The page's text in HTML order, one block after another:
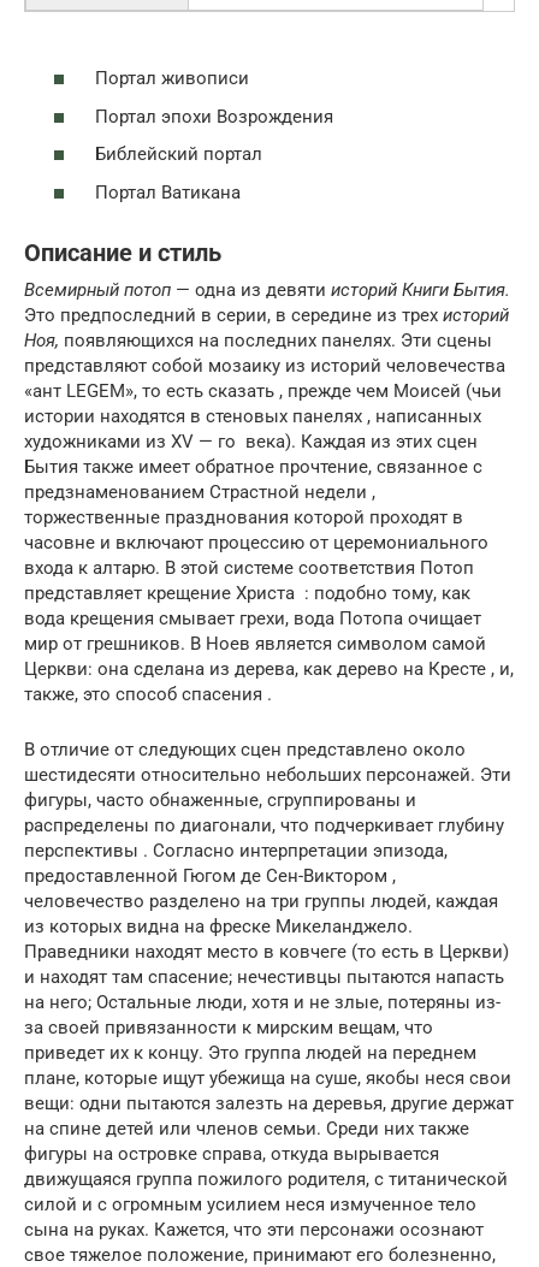
Портал живописи
Портал эпохи Возрождения
Библейский портал
Портал Ватикана
Описание и стиль
Всемирный потоп — одна из девяти историй Книги Бытия.
Это предпоследний в серии, в середине из трех историй
Ноя, появляющихся на последних панелях. Эти сцены
представляют собой мозаику из историй человечества
«ант LEGEM», то есть сказать , прежде чем Моисей (чьи
истории находятся в стеновых панелях , написанных
художниками из XV — го века). Каждая из этих сцен
Бытия также имеет обратное прочтение, связанное с
предзнаменованием Страстной недели ,
торжественные празднования которой проходят в
часовне и включают процессию от церемониального
входа к алтарю. В этой системе соответствия Потоп
представляет крещение Христа : подобно тому, как
вода крещения смывает грехи, вода Потопа очищает
мир от грешников. В Ноев является символом самой
Церкви: она сделана из дерева, как дерево на Кресте , и,
также, это способ спасения .
В отличие от следующих сцен представлено около
шестидесяти относительно небольших персонажей. Эти
фигуры, часто обнаженные, сгруппированы и
распределены по диагонали, что подчеркивает глубину
перспективы . Согласно интерпретации эпизода,
предоставленной Гюгом де Сен-Виктором ,
человечество разделено на три группы людей, каждая
из которых видна на фреске Микеланджело.
Праведники находят место в ковчеге (то есть в Церкви)
и находят там спасение; нечестивцы пытаются напасть
на него; Остальные люди, хотя и не злые, потеряны из-
за своей привязанности к мирским вещам, что
приведет их к концу. Это группа людей на переднем
плане, которые ищут убежища на суше, якобы неся свои
вещи: одни пытаются залезть на деревья, другие держат
на спине детей или членов семьи. Среди них также
фигуры на островке справа, откуда вырывается
движущаяся группа пожилого родителя, с титанической
силой и с огромным усилием неся измученное тело
сына на руках. Кажется, что эти персонажи осознают
свое тяжелое положение, принимают его болезненно,